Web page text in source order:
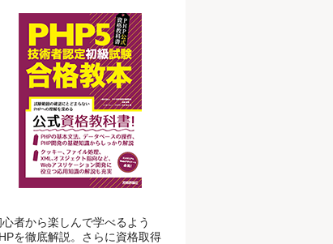
心者から楽しんで学べるよう
を徹底解説。さらに資格取得